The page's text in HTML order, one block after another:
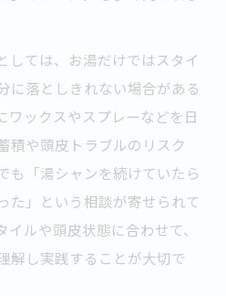
しては、お湯だけではスタイ
に落としきれない場合がある
ワックスやスプレーなどを日
積や頭皮トラブルのリスク
も「湯シャンを続けていたら
た」という相談が寄せられて
ルや頭皮状態に合わせて、
解し実践することが大切で